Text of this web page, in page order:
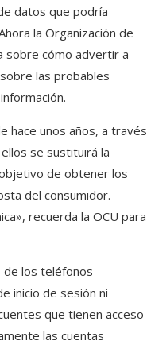
datos que podría
la Organización de
sobre cómo advertir a
las probables
hace unos años, a través
se sustituirá la
de obtener los
del consumidor.
recuerda la OCU para
de los teléfonos
inicio de sesión ni
que tienen acceso
las cuentas